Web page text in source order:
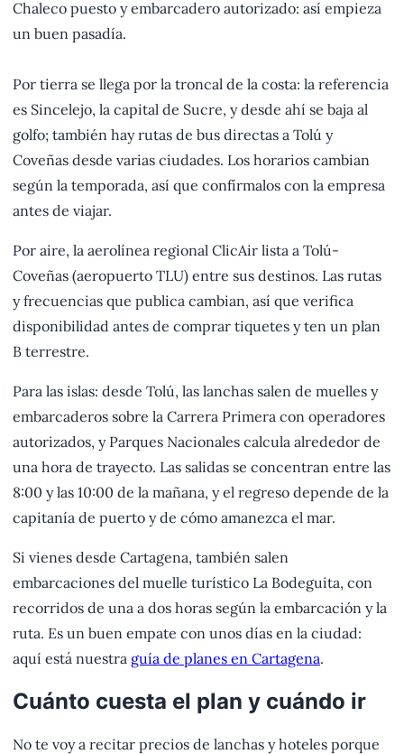
Chaleco puesto y embarcadero autorizado: así empieza
un buen pasadía.
Por tierra se llega por la troncal de la costa: la referencia
es Sincelejo, la capital de Sucre, y desde ahí se baja al
golfo; también hay rutas de bus directas a Tolú y
Coveñas desde varias ciudades. Los horarios cambian
según la temporada, así que confírmalos con la empresa
antes de viajar.
Por aire, la aerolínea regional ClicAir lista a Tolú-
Coveñas (aeropuerto TLU) entre sus destinos. Las rutas
y frecuencias que publica cambian, así que verifica
disponibilidad antes de comprar tiquetes y ten un plan
B terrestre.
Para las islas: desde Tolú, las lanchas salen de muelles y
embarcaderos sobre la Carrera Primera con operadores
autorizados, y Parques Nacionales calcula alrededor de
una hora de trayecto. Las salidas se concentran entre las
8:00 y las 10:00 de la mañana, y el regreso depende de la
capitanía de puerto y de cómo amanezca el mar.
Si vienes desde Cartagena, también salen
embarcaciones del muelle turístico La Bodeguita, con
recorridos de una a dos horas según la embarcación y la
ruta. Es un buen empate con unos días en la ciudad:
aquí está nuestra guía de planes en Cartagena.
Cuánto cuesta el plan y cuándo ir
No te voy a recitar precios de lanchas y hoteles porque